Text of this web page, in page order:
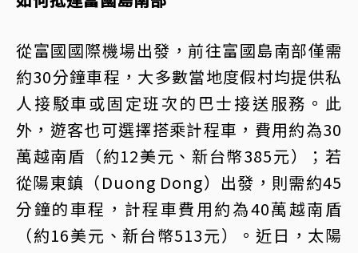
從富國國際機場出發，前往富國島南部僅需
約30分鐘車程，大多數當地度假村均提供私
人接駁車或固定班次的巴士接送服務。此
外，遊客也可選擇搭乘計程車，費用約為30
萬越南盾（約12美元、新台幣385元）；若
從陽東鎮（Duong Dong）出發，則需約45
分鐘的車程，計程車費用約為40萬越南盾
（約16美元、新台幣513元）。近日，太陽